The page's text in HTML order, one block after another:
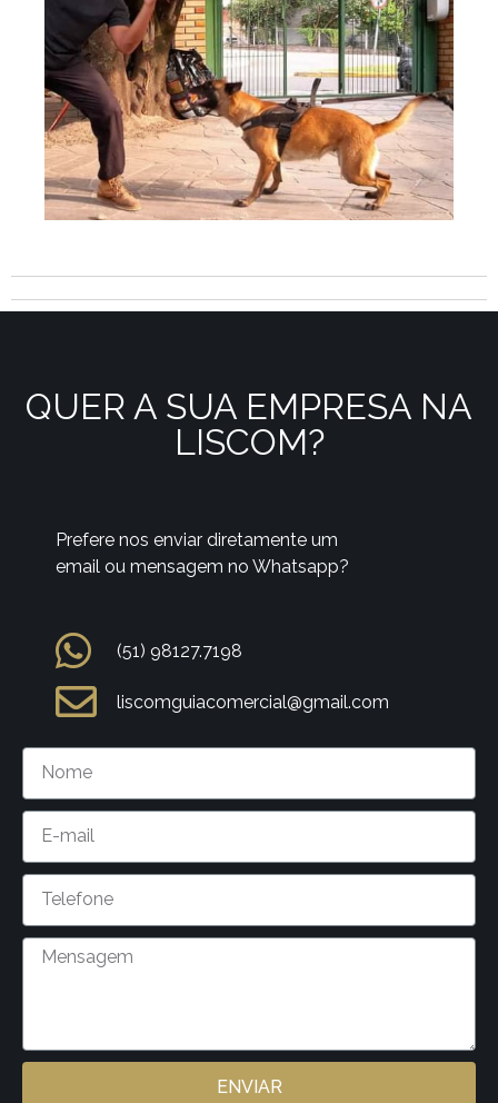
QUER A SUA EMPRESA NA
LISCOM?
Prefere nos enviar diretamente um
email ou mensagem no Whatsapp?
(51) 98127.7198
liscomguiacomercial@gmail.com
ENVIAR